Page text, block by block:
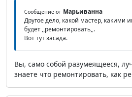
Сообщение от Марьиванна
Другое дело, какой мастер, какими
будет ,,ремонтировать,,.
Вот тут засада.
Вы, само собой разумеящееся,
знаете что ремонтировать, как